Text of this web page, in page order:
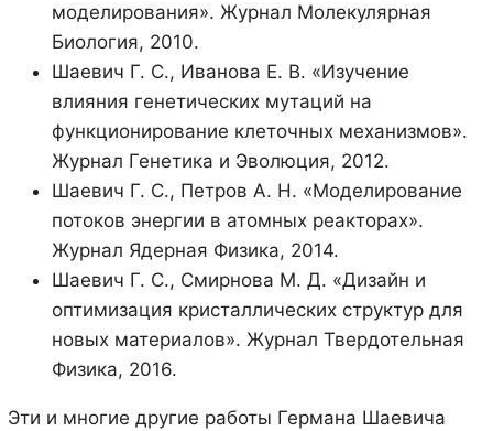
моделирования». Журнал Молекулярная
Биология, 2010.
Шаевич Г. С., Иванова Е. В. «Изучение
влияния генетических мутаций на
функционирование клеточных механизмов».
Журнал Генетика и Эволюция, 2012.
Шаевич Г. С., Петров А. Н. «Моделирование
потоков энергии в атомных реакторах».
Журнал Ядерная Физика, 2014.
Шаевич Г. С., Смирнова М. Д. «Дизайн и
оптимизация кристаллических структур для
новых материалов». Журнал Твердотельная
Физика, 2016.
Эти и многие другие работы Германа Шаевича